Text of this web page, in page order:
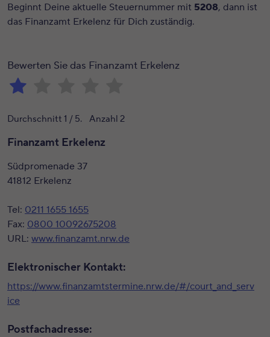
Beginnt Deine aktuelle Steuernummer mit 5208, dann ist
das Finanzamt Erkelenz für Dich zuständig.
Bewerten Sie das Finanzamt Erkelenz
Durchschnitt 1 / 5. Anzahl 2
Finanzamt Erkelenz
Südpromenade 37
41812 Erkelenz
Tel: 0211 1655 1655
Fax: 0800 10092675208
URL: www.finanzamt.nrw.de
Elektronischer Kontakt:
https://www.finanzamtstermine.nrw.de/#/court_and_serv
ice
Postfachadresse: